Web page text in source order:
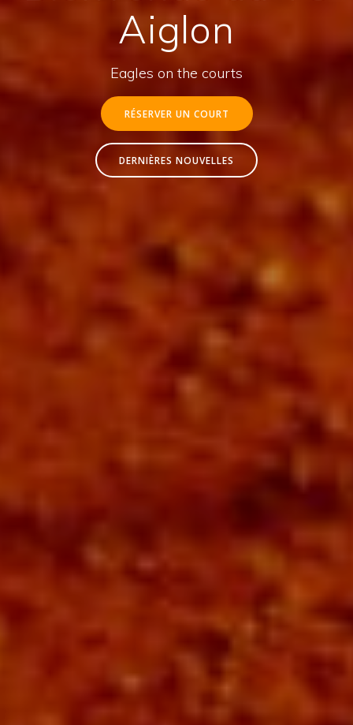
Aiglon
Eagles on the courts
RÉSERVER UN COURT
DERNIÈRES NOUVELLES